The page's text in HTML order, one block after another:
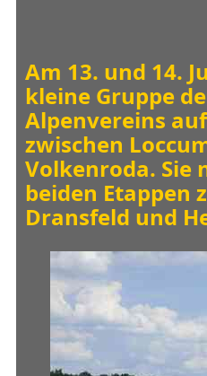
Am 13. und 14.
kleine Gruppe
Alpenvereins
zwischen
Volkenroda. Sie
beiden Etappen
Dransfeld und